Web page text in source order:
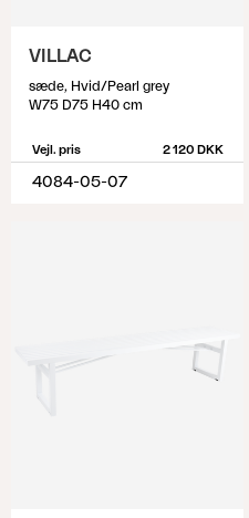
VILLAC
sæde, Hvid/Pearl grey
W75 D75 H40 cm
Vejl. pris 2 120 DKK
4084-05-07